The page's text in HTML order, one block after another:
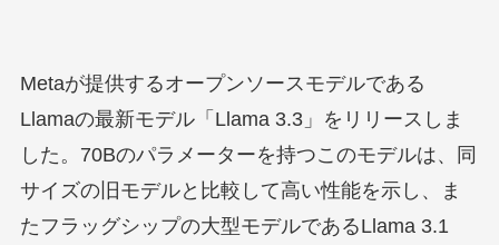
Metaが提供するオープンソースモデルである
Llamaの最新モデル「Llama 3.3」をリリースしま
した。70Bのパラメーターを持つこのモデルは、同
サイズの旧モデルと比較して高い性能を示し、ま
たフラッグシップの大型モデルであるLlama 3.1